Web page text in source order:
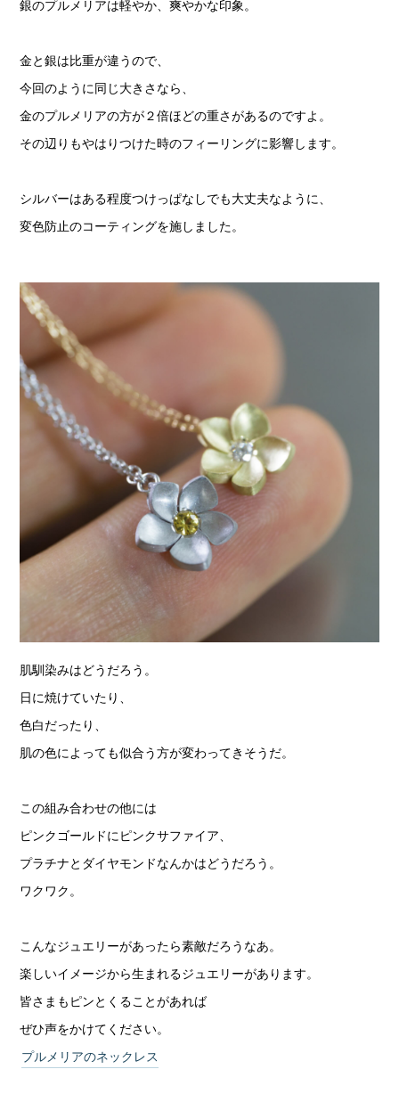
銀のプルメリアは軽やか、爽やかな印象。
金と銀は比重が違うので、
今回のように同じ大きさなら、
金のプルメリアの方が２倍ほどの重さがあるのですよ。
その辺りもやはりつけた時のフィーリングに影響します。
シルバーはある程度つけっぱなしでも大丈夫なように、
変色防止のコーティングを施しました。
肌馴染みはどうだろう。
日に焼けていたり、
色白だったり、
肌の色によっても似合う方が変わってきそうだ。
この組み合わせの他には
ピンクゴールドにピンクサファイア、
プラチナとダイヤモンドなんかはどうだろう。
ワクワク。
こんなジュエリーがあったら素敵だろうなあ。
楽しいイメージから生まれるジュエリーがあります。
皆さまもピンとくることがあれば
ぜひ声をかけてください。
プルメリアのネックレス